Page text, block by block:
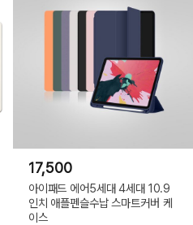
17,500
아이패드 에어5세대 4세대 10.9
인치 애플펜슬수납 스마트커버 케
이스